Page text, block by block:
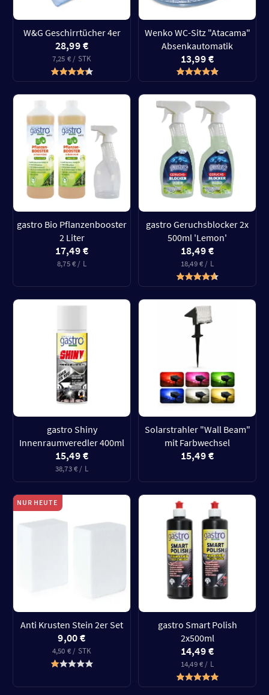
W&G Geschirrtücher 4er
28,99 €
7,25 € / STK
Wenko WC-Sitz "Atacama"
Absenkautomatik
13,99 €
gastro Bio Pflanzenbooster
2 Liter
17,49 €
8,75 € / L
gastro Geruchsblocker 2x
500ml 'Lemon'
18,49 €
18,49 € / L
gastro Shiny
Innenraumveredler 400ml
15,49 €
38,73 € / L
Solarstrahler "Wall Beam"
mit Farbwechsel
15,49 €
NUR HEUTE
Anti Krusten Stein 2er Set
9,00 €
4,50 € / STK
gastro Smart Polish
2x500ml
14,49 €
14,49 € / L